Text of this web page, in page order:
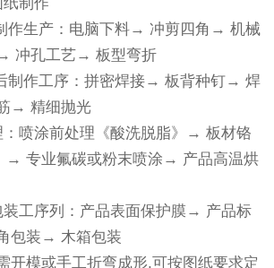
生产：电脑下料→ 冲剪四角→ 机械
冲孔工艺→ 板型弯折
作工序：拼密焊接→ 板背种钉→ 焊
→ 精细抛光
喷涂前处理《酸洗脱脂》→ 板材铬
→ 专业氟碳或粉末喷涂→ 产品高温烘
工序列：产品表面保护膜→ 产品标
包装→ 木箱包装
模或手工折弯成形,可按图纸要求定